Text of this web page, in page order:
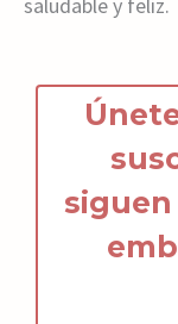
saludable y feliz.
siguen